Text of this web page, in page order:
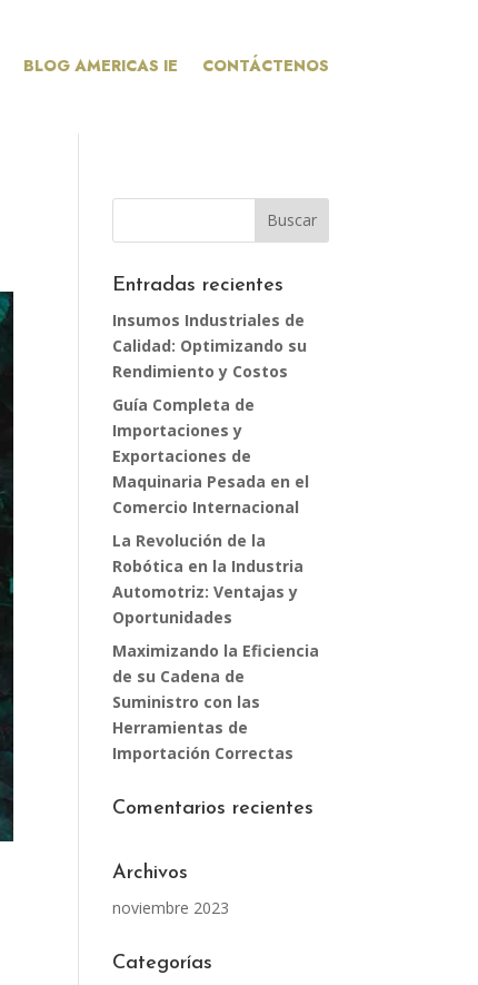
BLOG AMERICAS IE CONTÁCTENOS
Entradas recientes
Insumos Industriales de
Calidad: Optimizando su
Rendimiento y Costos
Guía Completa de
Importaciones y
Exportaciones de
Maquinaria Pesada en el
Comercio Internacional
La Revolución de la
Robótica en la Industria
Automotriz: Ventajas y
Oportunidades
Maximizando la Eficiencia
de su Cadena de
Suministro con las
Herramientas de
Importación Correctas
Comentarios recientes
Archivos
noviembre 2023
Categorías